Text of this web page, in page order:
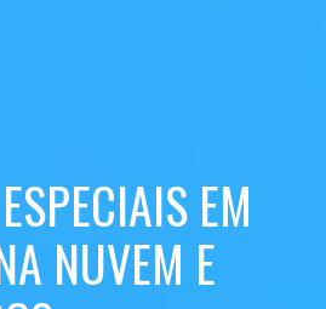
EM
NUVEM E